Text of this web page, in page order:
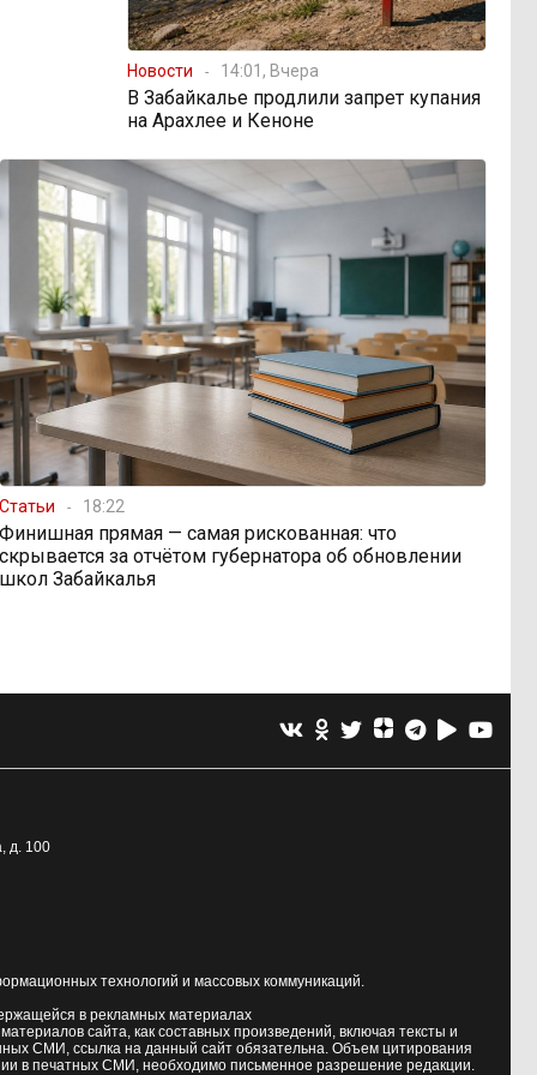
Новости 14:01, Вчера
В Забайкалье продлили запрет купания
на Арахлее и Кеноне
Статьи 18:22
Финишная прямая — самая рискованная: что
скрывается за отчётом губернатора об обновлении
школ Забайкалья
д. 100
технологий и массовых коммуникаций.
в рекламных материалах
сайта, как составных произведений, включая тексты и
СМИ, ссылка на данный сайт обязательна. Объем цитирования
в печатных СМИ, необходимо письменное разрешение редакции.